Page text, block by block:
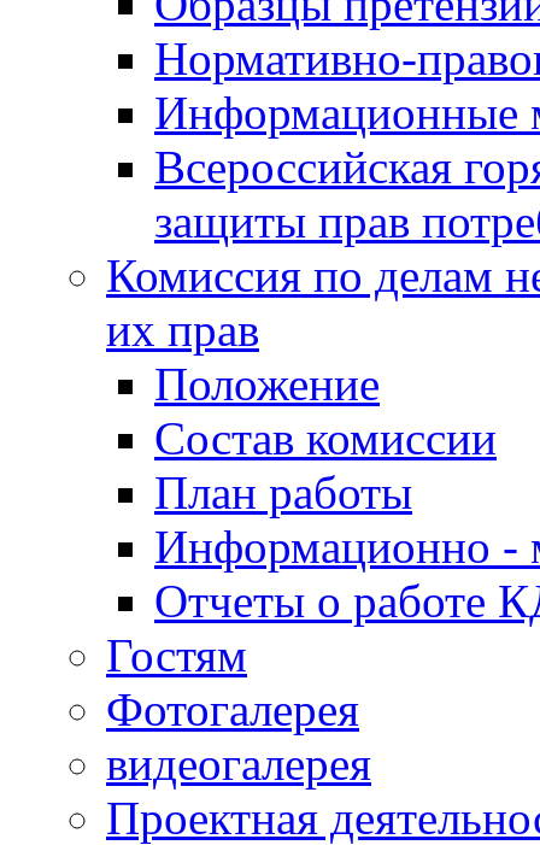
Нормативно-
Информационные
Всероссийская
защиты прав
Комиссия по делам
их прав
Положение
Состав комиссии
План работы
Информационно -
Отчеты о работе
Гостям
Фотогалерея
видеогалерея
Проектная